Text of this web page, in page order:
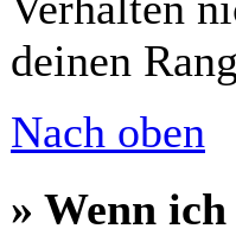
deinen
Nach oben
» Wenn